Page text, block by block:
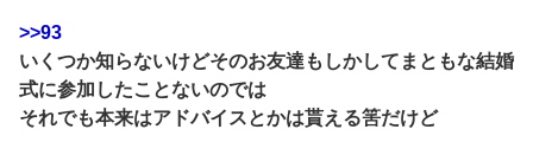
>>93
いくつか知らないけどそのお友達もしかしてまともな結婚
式に参加したことないのでは
それでも本来はアドバイスとかは貰える筈だけど